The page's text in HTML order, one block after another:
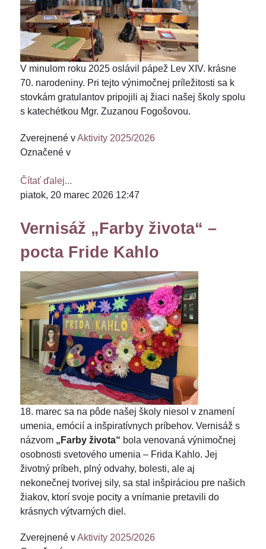
V minulom roku 2025 oslávil pápež Lev XIV. krásne
70. narodeniny. Pri tejto výnimočnej príležitosti sa k
stovkám gratulantov pripojili aj žiaci našej školy spolu
s katechétkou Mgr. Zuzanou Fogošovou.
Zverejnené vAktivity 2025/2026
Označené v
Čítať ďalej...
piatok, 20 marec 2026 12:47
Vernisáž „Farby života“ –
pocta Fride Kahlo
18. marec sa na pôde našej školy niesol v znamení
umenia, emócií a inšpiratívnych príbehov. Vernisáž s
názvom „Farby života“ bola venovaná výnimočnej
osobnosti svetového umenia – Frida Kahlo. Jej
životný príbeh, plný odvahy, bolesti, ale aj
nekonečnej tvorivej sily, sa stal inšpiráciou pre našich
žiakov, ktorí svoje pocity a vnímanie pretavili do
krásnych výtvarných diel.
Zverejnené vAktivity 2025/2026